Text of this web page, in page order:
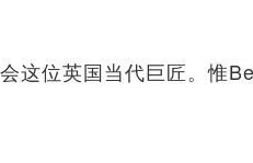
这位英国当代巨匠。惟